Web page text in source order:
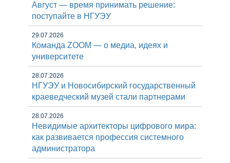
Август — время принимать решение:
поступайте в НГУЭУ
29.07.2026
Команда ZOOM — о медиа, идеях и
университете
28.07.2026
НГУЭУ и Новосибирский государственный
краеведческий музей стали партнерами
28.07.2026
Невидимые архитекторы цифрового мира:
как развивается профессия системного
администратора